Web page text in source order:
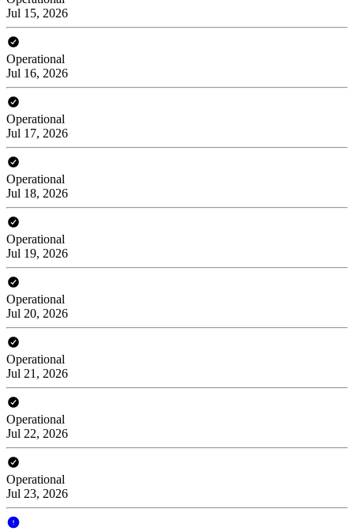
Jul 15, 2026
Operational
Jul 16, 2026
Operational
Jul 17, 2026
Operational
Jul 18, 2026
Operational
Jul 19, 2026
Operational
Jul 20, 2026
Operational
Jul 21, 2026
Operational
Jul 22, 2026
Operational
Jul 23, 2026